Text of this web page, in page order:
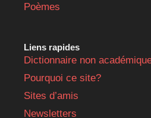
Poèmes
Liens rapides
Dictionnaire non
Pourquoi ce site?
Sites d’amis
Newsletters